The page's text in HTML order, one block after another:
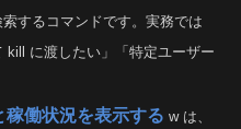
するコマンドです。実務では
kill に渡したい」「特定ユーザー
働状況を表示する w は、